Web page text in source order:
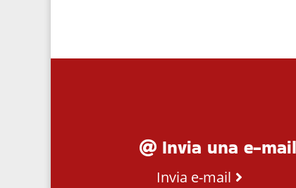
Invia una e-mail
Invia e-mail